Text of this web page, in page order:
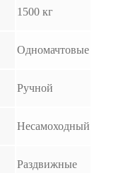
1500 кг
Одномачтовые
Ручной
Несамоходный
Раздвижные